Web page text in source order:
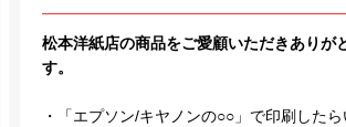
松本洋紙店の商品をご愛顧いただきありが
す。
・「エプソン/キヤノンの○○」で印刷した